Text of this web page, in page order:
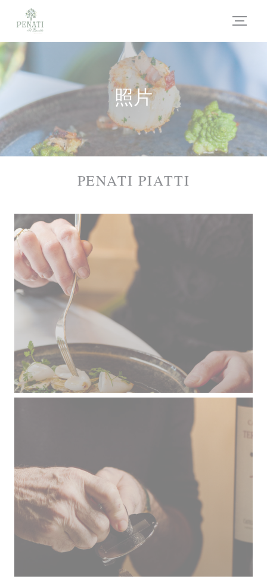
Cookie管理面板
照片
PENATI PIATTI